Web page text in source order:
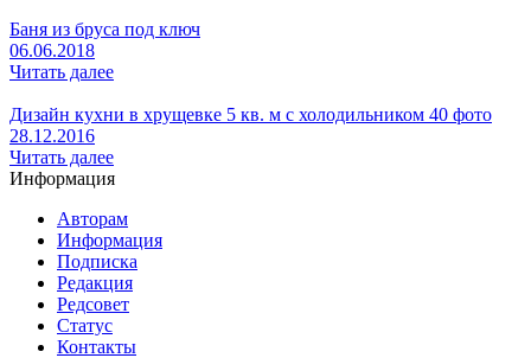
Баня из бруса под ключ
06.06.2018
Читать далее
Дизайн кухни в хрущевке 5 кв. м с холодильником 40 фото
28.12.2016
Читать далее
Информация
Авторам
Информация
Подписка
Редакция
Редсовет
Статус
Контакты